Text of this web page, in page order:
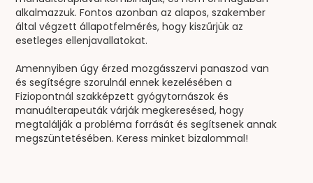
alkalmazzuk. Fontos azonban az alapos, szakember
által végzett állapotfelmérés, hogy kiszűrjük az
esetleges ellenjavallatokat.
Amennyiben úgy érzed mozgásszervi panaszod van
és segítségre szorulnál ennek kezelésében a
Fiziopontnál szakképzett gyógytornászok és
manuálterapeuták várják megkeresésed, hogy
megtalálják a probléma forrását és segítsenek annak
megszüntetésében. Keress minket bizalommal!